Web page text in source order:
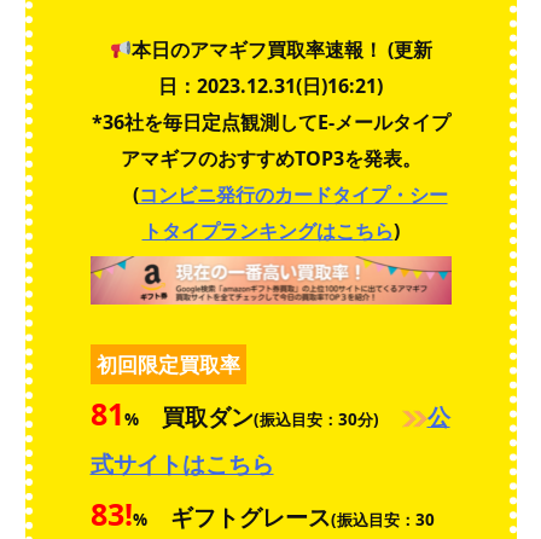
本日のアマギフ買取率速報！ (更新
日：2023.12.31(日)16:21)
*36社を毎日定点観測してE-メールタイプ
アマギフのおすすめTOP3を発表。
(コンビニ発行のカードタイプ・シー
トタイプランキングはこちら)
初回限定買取率
81%買取ダン(振込目安：30分)
公
式サイトはこちら
83!%ギフトグレース(振込目安：30